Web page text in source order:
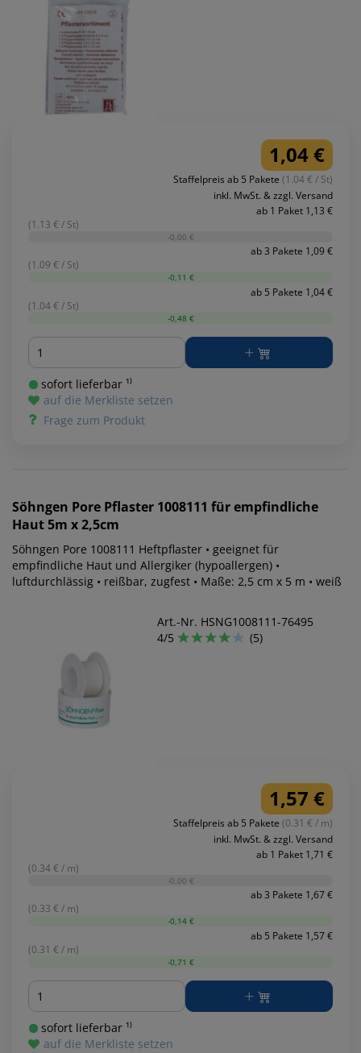
1,04 €
Staffelpreis ab 5 Pakete (1.04 € / St)
inkl. MwSt. & zzgl. Versand
ab 1 Paket 1,13 €
(1.13 € / St)
-0,00 €
ab 3 Pakete 1,09 €
(1.09 € / St)
-0,11 €
ab 5 Pakete 1,04 €
(1.04 € / St)
-0,48 €
Menge
sofort lieferbar ¹⁾
auf die Merkliste setzen
Frage zum Produkt
Söhngen Pore Pflaster 1008111 für empfindliche
Haut 5m x 2,5cm
Söhngen Pore 1008111 Heftpflaster • geeignet für
empfindliche Haut und Allergiker (hypoallergen) •
luftdurchlässig • reißbar, zugfest • Maße: 2,5 cm x 5 m • weiß
Art.-Nr. HSNG1008111-76495
4/5
(5)
1,57 €
Staffelpreis ab 5 Pakete (0.31 € / m)
inkl. MwSt. & zzgl. Versand
ab 1 Paket 1,71 €
(0.34 € / m)
-0,00 €
ab 3 Pakete 1,67 €
(0.33 € / m)
-0,14 €
ab 5 Pakete 1,57 €
(0.31 € / m)
-0,71 €
Menge
sofort lieferbar ¹⁾
auf die Merkliste setzen